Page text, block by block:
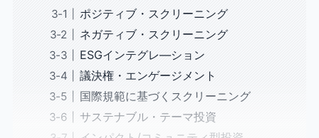
ポジティブ・スクリーニング
ネガティブ・スクリーニング
ESGインテグレ―ション
議決権・エンゲージメント
国際規範に基づくスクリーニング
サステナブル・テーマ投資